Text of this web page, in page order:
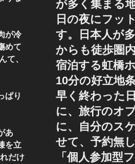
が冷
めて
て、
ぱり
あ
を立
だけ
が多く集まる
日の夜にフッ
す。日本人が
からも徒歩圏
宿泊する虹橋
10分の好立地
早く終わった
に、旅行のオ
に、自分のス
せて、予約無
「個人参加